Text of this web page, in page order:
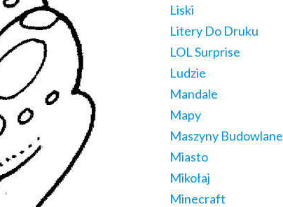
Liski
Litery Do Druku
LOL Surprise
Ludzie
Mandale
Mapy
Maszyny Budowlane
Miasto
Mikołaj
Minecraft